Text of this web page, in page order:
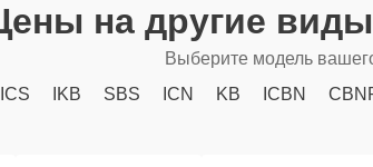
на другие
Выберите модель
ICS IKB SBS ICN KB ICBN